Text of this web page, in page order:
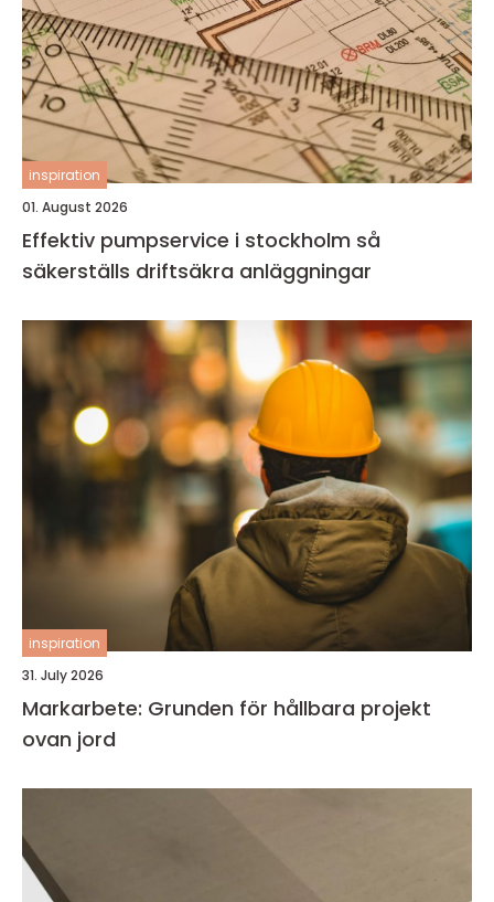
inspiration
01. August 2026
Effektiv pumpservice i stockholm så
säkerställs driftsäkra anläggningar
inspiration
31. July 2026
Markarbete: Grunden för hållbara projekt
ovan jord